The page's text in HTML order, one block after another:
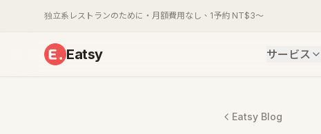
独立系レストランのために・月額費用なし、1予約 NT$3〜
Eatsy サービス
Eatsy Blog